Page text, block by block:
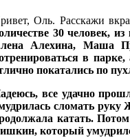
Оль. Расскажи
30 человек,
Алехина, Маша
в
покатались по
все удачно
сломать руку
катать.
который